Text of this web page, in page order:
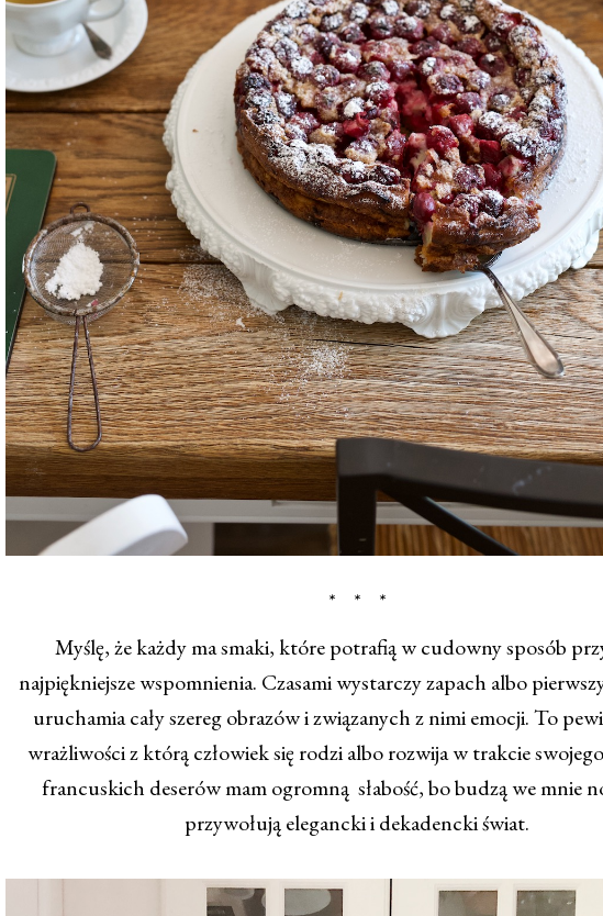
* * *
Myślę, że każdy ma smaki, które potrafią w cudowny sposób
najpiękniejsze wspomnienia. Czasami wystarczy zapach albo
uruchamia cały szereg obrazów i związanych z nimi emocji. To
wrażliwości z którą człowiek się rodzi albo rozwija w trakcie
francuskich deserów mam ogromną słabość, bo budzą we mnie
przywołują elegancki i dekadencki świat.